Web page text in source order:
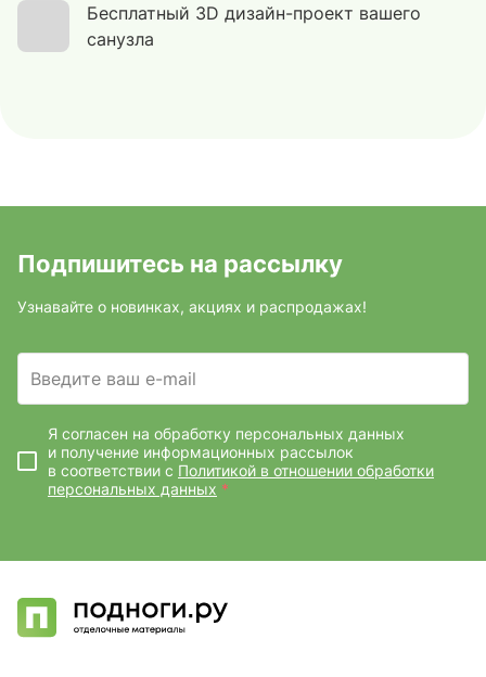
Бесплатный 3D дизайн-проект вашего
санузла
Подпишитесь на рассылку
Узнавайте о новинках, акциях и распродажах!
Введите ваш e-mail
Я согласен на обработку персональных данных
и получение информационных рассылок
в соответствии с Политикой в отношении обработки
персональных данных *